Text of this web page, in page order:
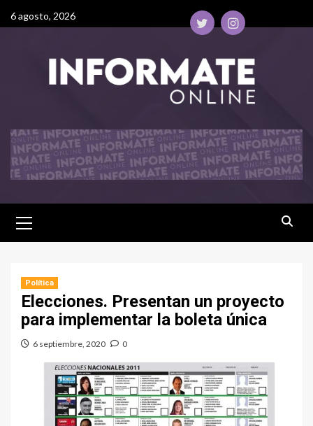
6 agosto, 2026
Política
Elecciones. Presentan un proyecto
para implementar la boleta única
6 septiembre, 2020 0